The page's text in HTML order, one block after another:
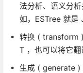
法分析、语义分
如，ESTree 就是
转换 ( transform
T ，也可以将它翻
生成 ( generate )